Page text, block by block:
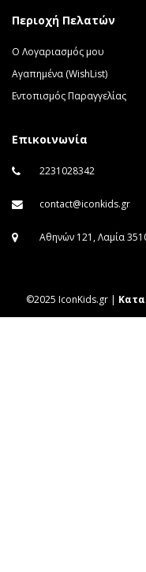
Περιοχή Πελατών
Ο Λογαριασμός μου
Αγαπημένα (WishList)
Εντοπισμός Παραγγελίας
Επικοινωνία
2231028342
contact@iconkids.gr
Αθηνών 121, Λαμία
©2025 IconKids.gr |